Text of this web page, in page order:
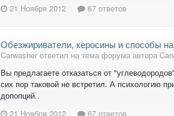
21 Ноября 2012
67 ответов
Обезжириватели, керосины и способы
Carwasher ответил на тема форума автора
Вы предлагаете отказаться от
сих пор таковой не встретил. А психологию
допопций..
21 Ноября 2012
67 ответов